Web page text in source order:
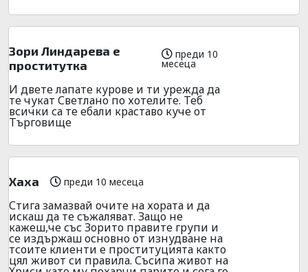
Зори Линдарева е
проститутка
преди 10
месеца
И двете лапате курове и ти урежда да
те чукат Светлано по хотелите. Теб
всички са те ебали краставо куче от
Търговище
Хаха преди 10 месеца
Стига замазвай очите на хората и да
искаш да те съжаляват. Защо не
кажеш,че със Зорито правите групи и
се издържаш основно от изнудване на
тсоите клиенти е проституцията както
цял живот си правила. Съсипа живот на